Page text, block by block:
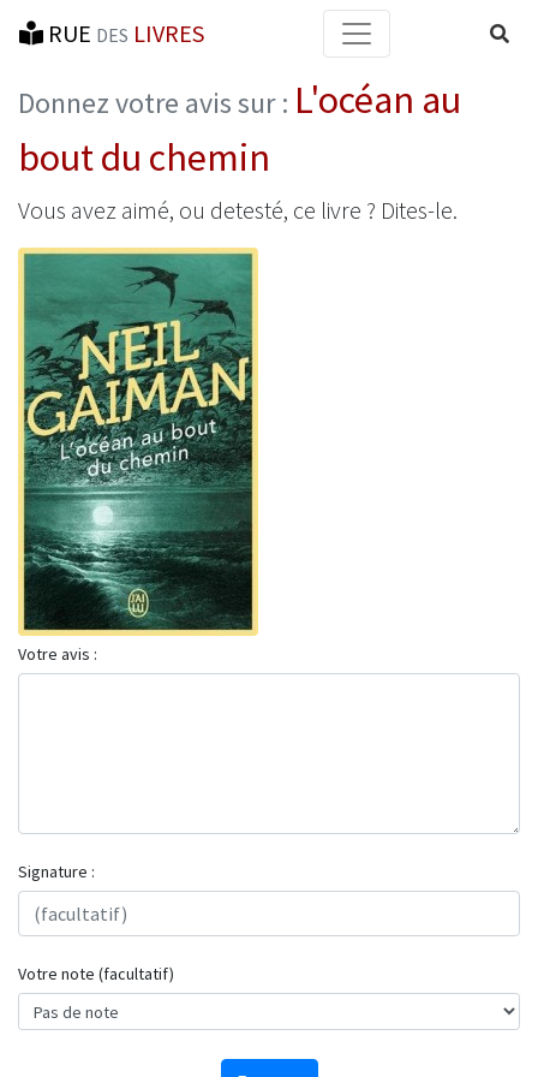
RUE DES LIVRES
Donnez votre avis sur : L'océan au
bout du chemin
Vous avez aimé, ou detesté, ce livre ? Dites-le.
Votre avis :
Signature :
Votre note (facultatif)